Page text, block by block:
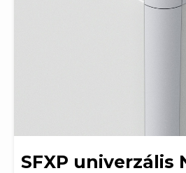
SFXP univerzális